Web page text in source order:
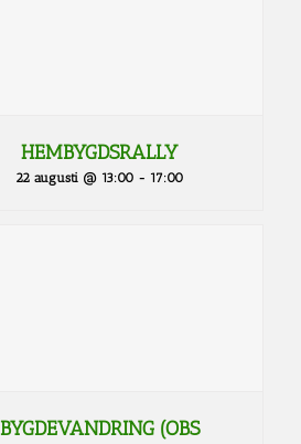
HEMBYGDSRALLY
22 augusti @ 13:00 - 17:00
BYGDEVANDRING (OBS